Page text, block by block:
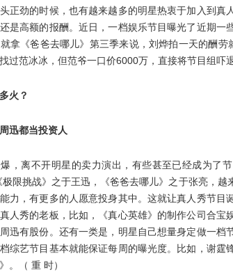
正劲的时候，也有越来越多的明星热衷于加入到真
是高额的报酬。近日，一档娱乐节目曝光了近期一
拿《爸爸去哪儿》第三季来说，刘烨拍一天的酬
过范冰冰，但范爷一口价6000万，直接将节目组吓退
火？
都当投资人
，离不开明星的卖力演出，有些甚至已经成为了
限挑战》之于王迅，《爸爸去哪儿》之于张亮，越
力，有更多的人愿意投身其中。这就让真人秀节目
人秀的老板，比如，《真心英雄》的制作公司合宝
迅有股份。还有一类是，明星自己想量身定做一档
综艺节目基本就能保证每周的曝光度。比如，谢霆
。（ 重 时）